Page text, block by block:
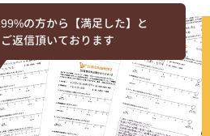
99%の方から【満足した】と
ご返信頂いております